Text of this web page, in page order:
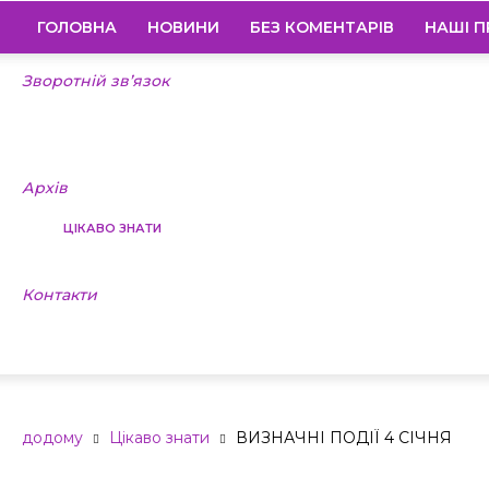
ГОЛОВНА НОВИНИ БЕЗ КОМЕНТАРІВ НАШІ
Зворотній зв’язок
Архів
Контакти
додому Цікаво знати ВИЗНАЧНІ ПОДІЇ 4 СІЧНЯ
ЦІКАВО ЗНАТИ